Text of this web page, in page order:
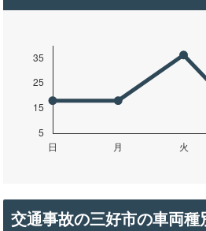
交通事故の三好市の車両種